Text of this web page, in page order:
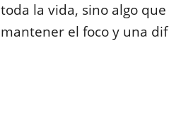
toda la vida, sino algo
mantener el foco y una